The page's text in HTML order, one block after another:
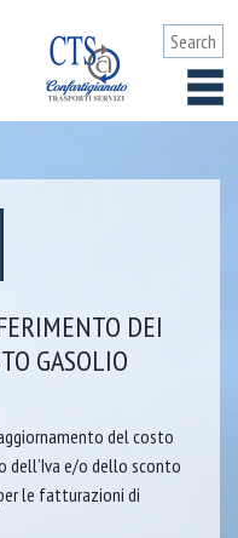
DEI
GASOLIO
del costo
e/o dello sconto
le fatturazioni di